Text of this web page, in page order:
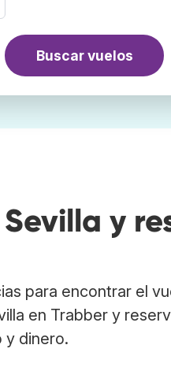
Buscar vuelos
y
para encontrar el
en Trabber y
y dinero.